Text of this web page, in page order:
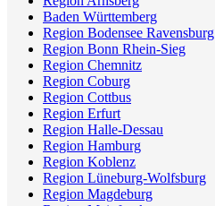
Baden Württemberg
Region Bodensee Ravensburg
Region Bonn Rhein-Sieg
Region Chemnitz
Region Coburg
Region Cottbus
Region Erfurt
Region Halle-Dessau
Region Hamburg
Region Koblenz
Region Lüneburg-Wolfsburg
Region Magdeburg